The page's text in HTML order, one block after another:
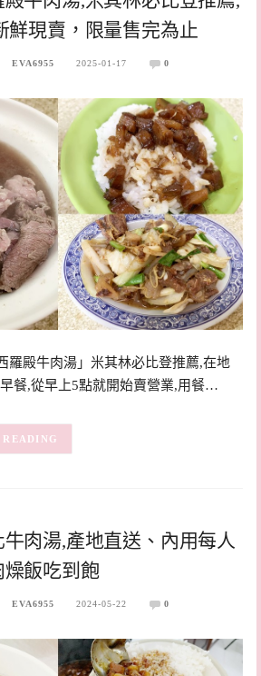
鮮現賣，限量售完為止
EVA6955 2025-01-17 0
羅殿牛肉湯」米其林必比登推薦,在地
餐,從早上5點就開始賣營業,用餐…
肉湯,產地直送、內用每人
飯吃到飽
EVA6955 2024-05-22 0